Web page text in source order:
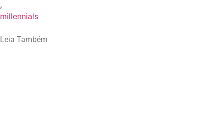
,
millennials
Leia Também